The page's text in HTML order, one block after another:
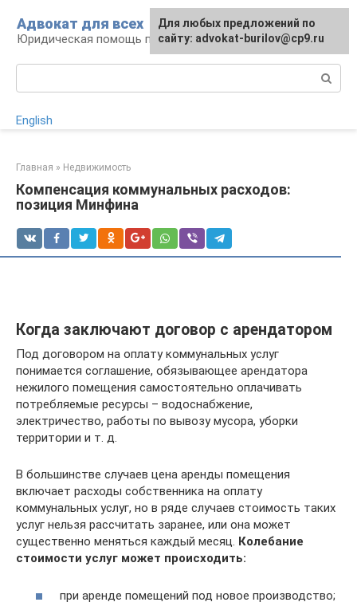
контенту
Адвокат для всех
Юридическая помощь по любому вопросу
English
Главная » Недвижимость
Компенсация коммунальных расходов:
позиция Минфина
Когда заключают договор с арендатором
Под договором на оплату коммунальных услуг
понимается соглашение, обязывающее арендатора
нежилого помещения самостоятельно оплачивать
потребляемые ресурсы – водоснабжение,
электричество, работы по вывозу мусора, уборки
территории и т. д.
В большинстве случаев цена аренды помещения
включает расходы собственника на оплату
коммунальных услуг, но в ряде случаев стоимость таких
услуг нельзя рассчитать заранее, или она может
существенно меняться каждый месяц. Колебание
стоимости услуг может происходить:
при аренде помещений под новое производство;
Для любых предложений по
сайту: advokat-burilov@cp9.ru